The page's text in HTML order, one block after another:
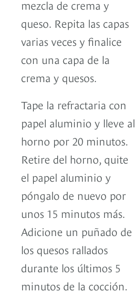
mezcla de crema y
queso. Repita las capas
varias veces y finalice
con una capa de la
crema y quesos.
Tape la refractaria con
papel aluminio y lleve al
horno por 20 minutos.
Retire del horno, quite
el papel aluminio y
póngalo de nuevo por
unos 15 minutos más.
Adicione un puñado de
los quesos rallados
durante los últimos 5
minutos de la cocción.